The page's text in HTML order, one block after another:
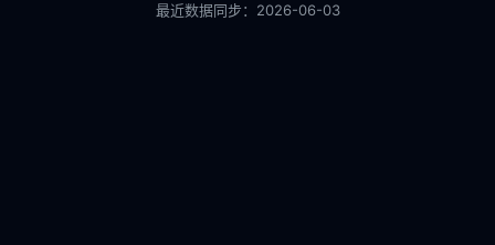
最近数据同步： 2026-06-03